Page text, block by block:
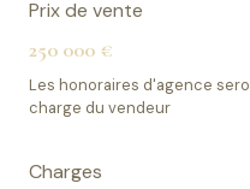
Prix de vente
250 000 €
Les honoraires d'agence
charge du vendeur
Charges